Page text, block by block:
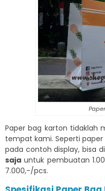
Paper bag karton tidaklah
tempat kami. Seperti paper
pada contoh display, bisa
saja untuk pembuatan
7.000,-/pcs.